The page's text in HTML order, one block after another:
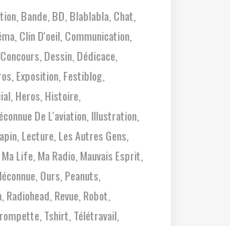
Bande BD Blablabla Chat
Clin D'oeil Communication
Concours Dessin Dédicace
Exposition Festiblog
Heros Histoire
De L'aviation Illustration
Lecture Les Autres Gens
Ma Life Ma Radio Mauvais Esprit
Ours Peanuts
Radiohead Revue Robot
Tshirt Télétravail